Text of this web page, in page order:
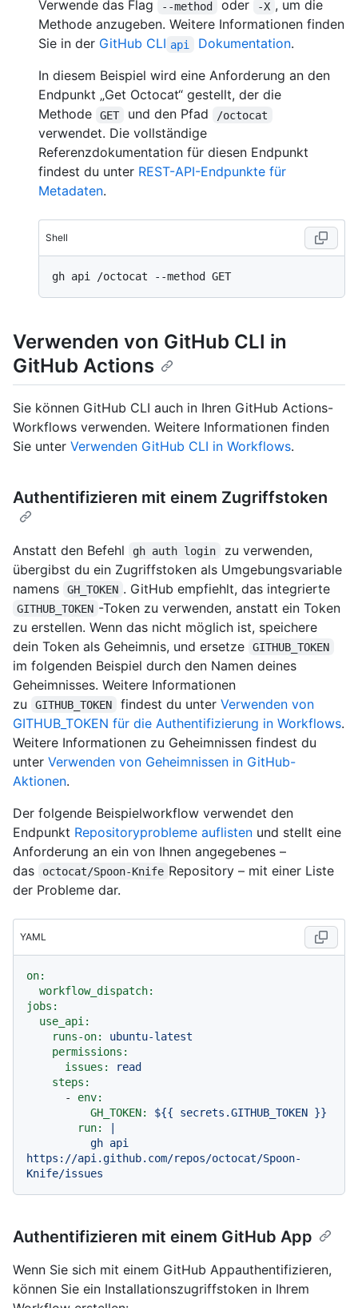
Verwende das Flag
--method oder -X , um die
Methode anzugeben. Weitere Informationen finden
Sie in der GitHub CLI api Dokumentation.
In diesem Beispiel wird eine Anforderung an den
Endpunkt „Get Octocat“ gestellt, der die
Methode
GET und den Pfad /octocat
verwendet. Die vollständige
Referenzdokumentation für diesen Endpunkt
findest du unter REST-API-Endpunkte für
Metadaten.
Shell
Verwenden von GitHub CLI in
GitHub Actions
Sie können GitHub CLI auch in Ihren GitHub Actions-
Workflows verwenden. Weitere Informationen finden
Sie unter Verwenden GitHub CLI in Workflows.
Authentifizieren mit einem Zugriffstoken
Anstatt den Befehl gh auth login
zu verwenden,
übergibst du ein Zugriffstoken als Umgebungsvariable
namens
GH_TOKEN . GitHub empfiehlt, das integrierte
GITHUB_TOKEN -Token zu verwenden, anstatt ein Token
zu erstellen. Wenn das nicht möglich ist, speichere
dein Token als Geheimnis, und ersetze
GITHUB_TOKEN
im folgenden Beispiel durch den Namen deines
Geheimnisses. Weitere Informationen
zu
GITHUB_TOKEN findest du unter Verwenden von
GITHUB_TOKEN für die Authentifizierung in Workflows.
Weitere Informationen zu Geheimnissen findest du
unter Verwenden von Geheimnissen in GitHub-
Aktionen.
Der folgende Beispielworkflow verwendet den
Endpunkt Repositoryprobleme auflisten und stellt eine
Anforderung an ein von Ihnen angegebenes –
das
octocat/Spoon-Knife Repository – mit einer Liste
der Probleme dar.
YAML
on:
workflow_dispatch:
jobs:
use_api:
runs-on:
ubuntu-latest
permissions:
issues:
read
steps:
-
env:
GH_TOKEN:
${{ secrets.GITHUB_TOKEN }}
run:
|
https://api.github.com/repos/octocat/Spoon-
Authentifizieren mit einem GitHub App
Wenn Sie sich mit einem GitHub Appauthentifizieren,
können Sie ein Installationszugriffstoken in Ihrem